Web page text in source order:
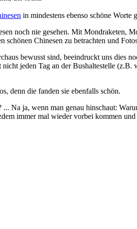
in mindestens ebenso schöne Worte
noch nie gesehen. Mit Mondraketen,
schönen Chinesen zu betrachten und
bewusst sind, beeindruckt uns dies
jeden Tag an der Bushaltestelle (z.B.
denn die fanden sie ebenfalls schön.
Na ja, wenn man genau hinschaut:
immer mal wieder vorbei kommen